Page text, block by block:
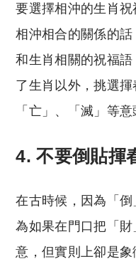
要選擇相沖的生肖
相沖相合的關係的
和生肖相關的祝福
了生肖以外，挑選
「亡」、「滅」等
4. 不要倒貼揮
在古時候，因為「
為如果在門口把「
意，但實則上卻是象